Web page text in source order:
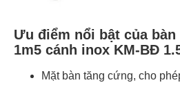
Ưu điểm nổi bật của
1m5 cánh inox KM-BĐ
Mặt bàn tăng cứng, cho